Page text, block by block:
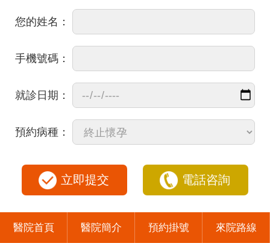
您的姓名：
手機號碼：
就診日期：
預約病種：
立即提交 電話咨詢
醫院首頁 醫院簡介 預約掛號 來院路線